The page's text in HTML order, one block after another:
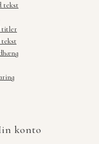
tekst
titler
konto